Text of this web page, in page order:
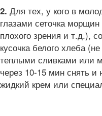
2. Для тех, у кого в
глазами сеточка
плохого зрения и т.д.),
кусочка белого хлеба
теплыми сливками или
через 10-15 мин снять и
жидкий крем или